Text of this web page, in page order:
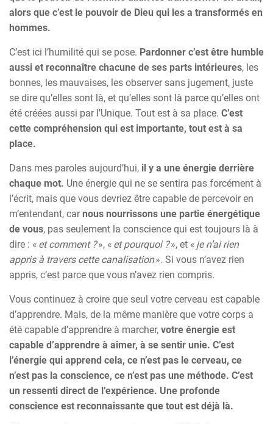
alors que c’est le pouvoir de Dieu qui les a transformés en
hommes.
C’est ici l’humilité qui se pose. Pardonner c’est être humble
aussi et reconnaître chacune de ses parts intérieures, les
bonnes, les mauvaises, les observer sans jugement, juste
se dire qu’elles sont là, et qu’elles sont là parce qu’elles ont
été créées aussi par l’Unique. Tout est à sa place. C’est
cette compréhension qui est importante, tout est à sa
place.
Dans mes paroles aujourd’hui, il y a une énergie derrière
chaque mot. Une énergie qui ne se sentira pas forcément à
l’écrit, mais que vous devriez être capable de percevoir en
m’entendant, carnous nourrissons une partie énergétique
de vous, pas seulement la conscience qui est toujours là à
dire : « et comment ?», « et pourquoi ?», et « je n’ai rien
appris à travers cette canalisation». Si vous n’avez rien
appris, c’est parce que vous n’avez rien compris.
Vous continuez à croire que seul votre cerveau est capable
d’apprendre. Mais, de la même manière que votre corps a
été capable d’apprendre à marcher, votre énergie est
capable d’apprendre à aimer, à se sentir unie. C’est
l’énergie qui apprend cela, ce n’est pas le cerveau, ce
n’est pas la conscience, ce n’est pas une méthode. C’est
un ressenti direct de l’expérience. Une profonde
conscience est reconnaissante que tout est déjà là.